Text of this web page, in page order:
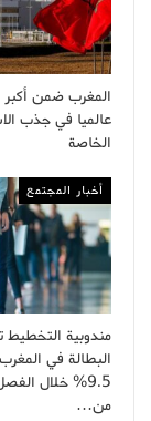
عالميا في جذب
الخاصة
أخبار المجتمع
مندوبية
البطالة في
9.5% خلال
من…